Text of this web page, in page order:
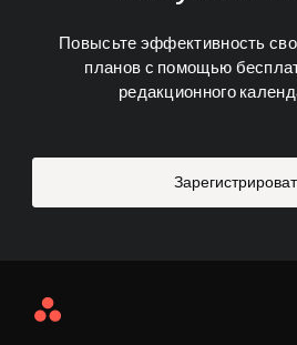
Повысьте эффективность
планов с помощью
редакционного
Asana